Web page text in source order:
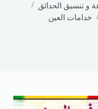
و تنسيق الحدائق
خدامات العين